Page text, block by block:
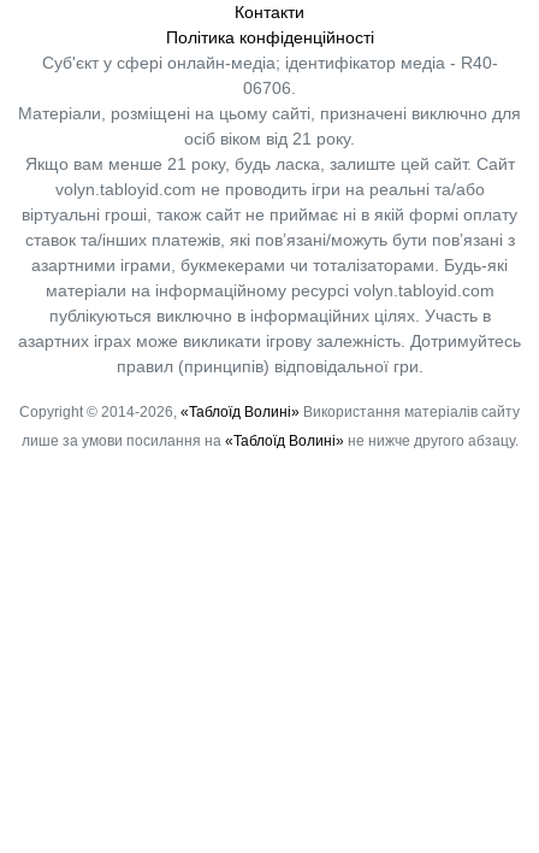
Контакти
Політика конфіденційності
Суб'єкт у сфері онлайн-медіа; ідентифікатор медіа - R40-
06706.
Матеріали, розміщені на цьому сайті, призначені виключно для
осіб віком від 21 року.
Якщо вам менше 21 року, будь ласка, залиште цей сайт. Сайт
volyn.tabloyid.com не проводить ігри на реальні та/або
віртуальні гроші, також сайт не приймає ні в якій формі оплату
ставок та/інших платежів, які пов’язані/можуть бути пов’язані з
азартними іграми, букмекерами чи тоталізаторами. Будь-які
матеріали на інформаційному ресурсі volyn.tabloyid.com
публікуються виключно в інформаційних цілях. Участь в
азартних іграх може викликати ігрову залежність. Дотримуйтесь
правил (принципів) відповідальної гри.
Copyright © 2014-2026, «Таблоїд Волині» Використання матеріалів сайту
лише за умови посилання на «Таблоїд Волині»не нижче другого абзацу.